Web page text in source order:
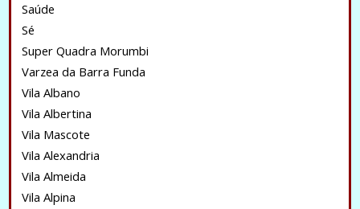
Saúde
Sé
Super Quadra Morumbi
Varzea da Barra Funda
Vila Albano
Vila Albertina
Vila Mascote
Vila Alexandria
Vila Almeida
Vila Alpina